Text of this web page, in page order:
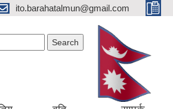
ito.barahatalmun@gmail.com